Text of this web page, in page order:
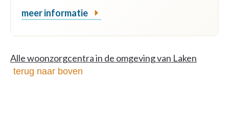
meer informatie
Alle woonzorgcentra in de omgeving van Laken
terug naar boven